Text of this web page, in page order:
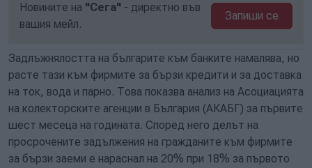
Новините на "Сега" - директно във
вашия мейл.
Запиши се
Задлъжнялостта на българите към банките намалява, но
расте тази към фирмите за бързи кредити и за доставка
на ток, вода и парно. Това показва анализ на Асоциацията
на колекторските агенции в България (АКАБГ) за първите
шест месеца на годината. Според него делът на
просрочените задължения на гражданите към фирмите
за бързи заеми е нараснал на 20% при 18% за първото